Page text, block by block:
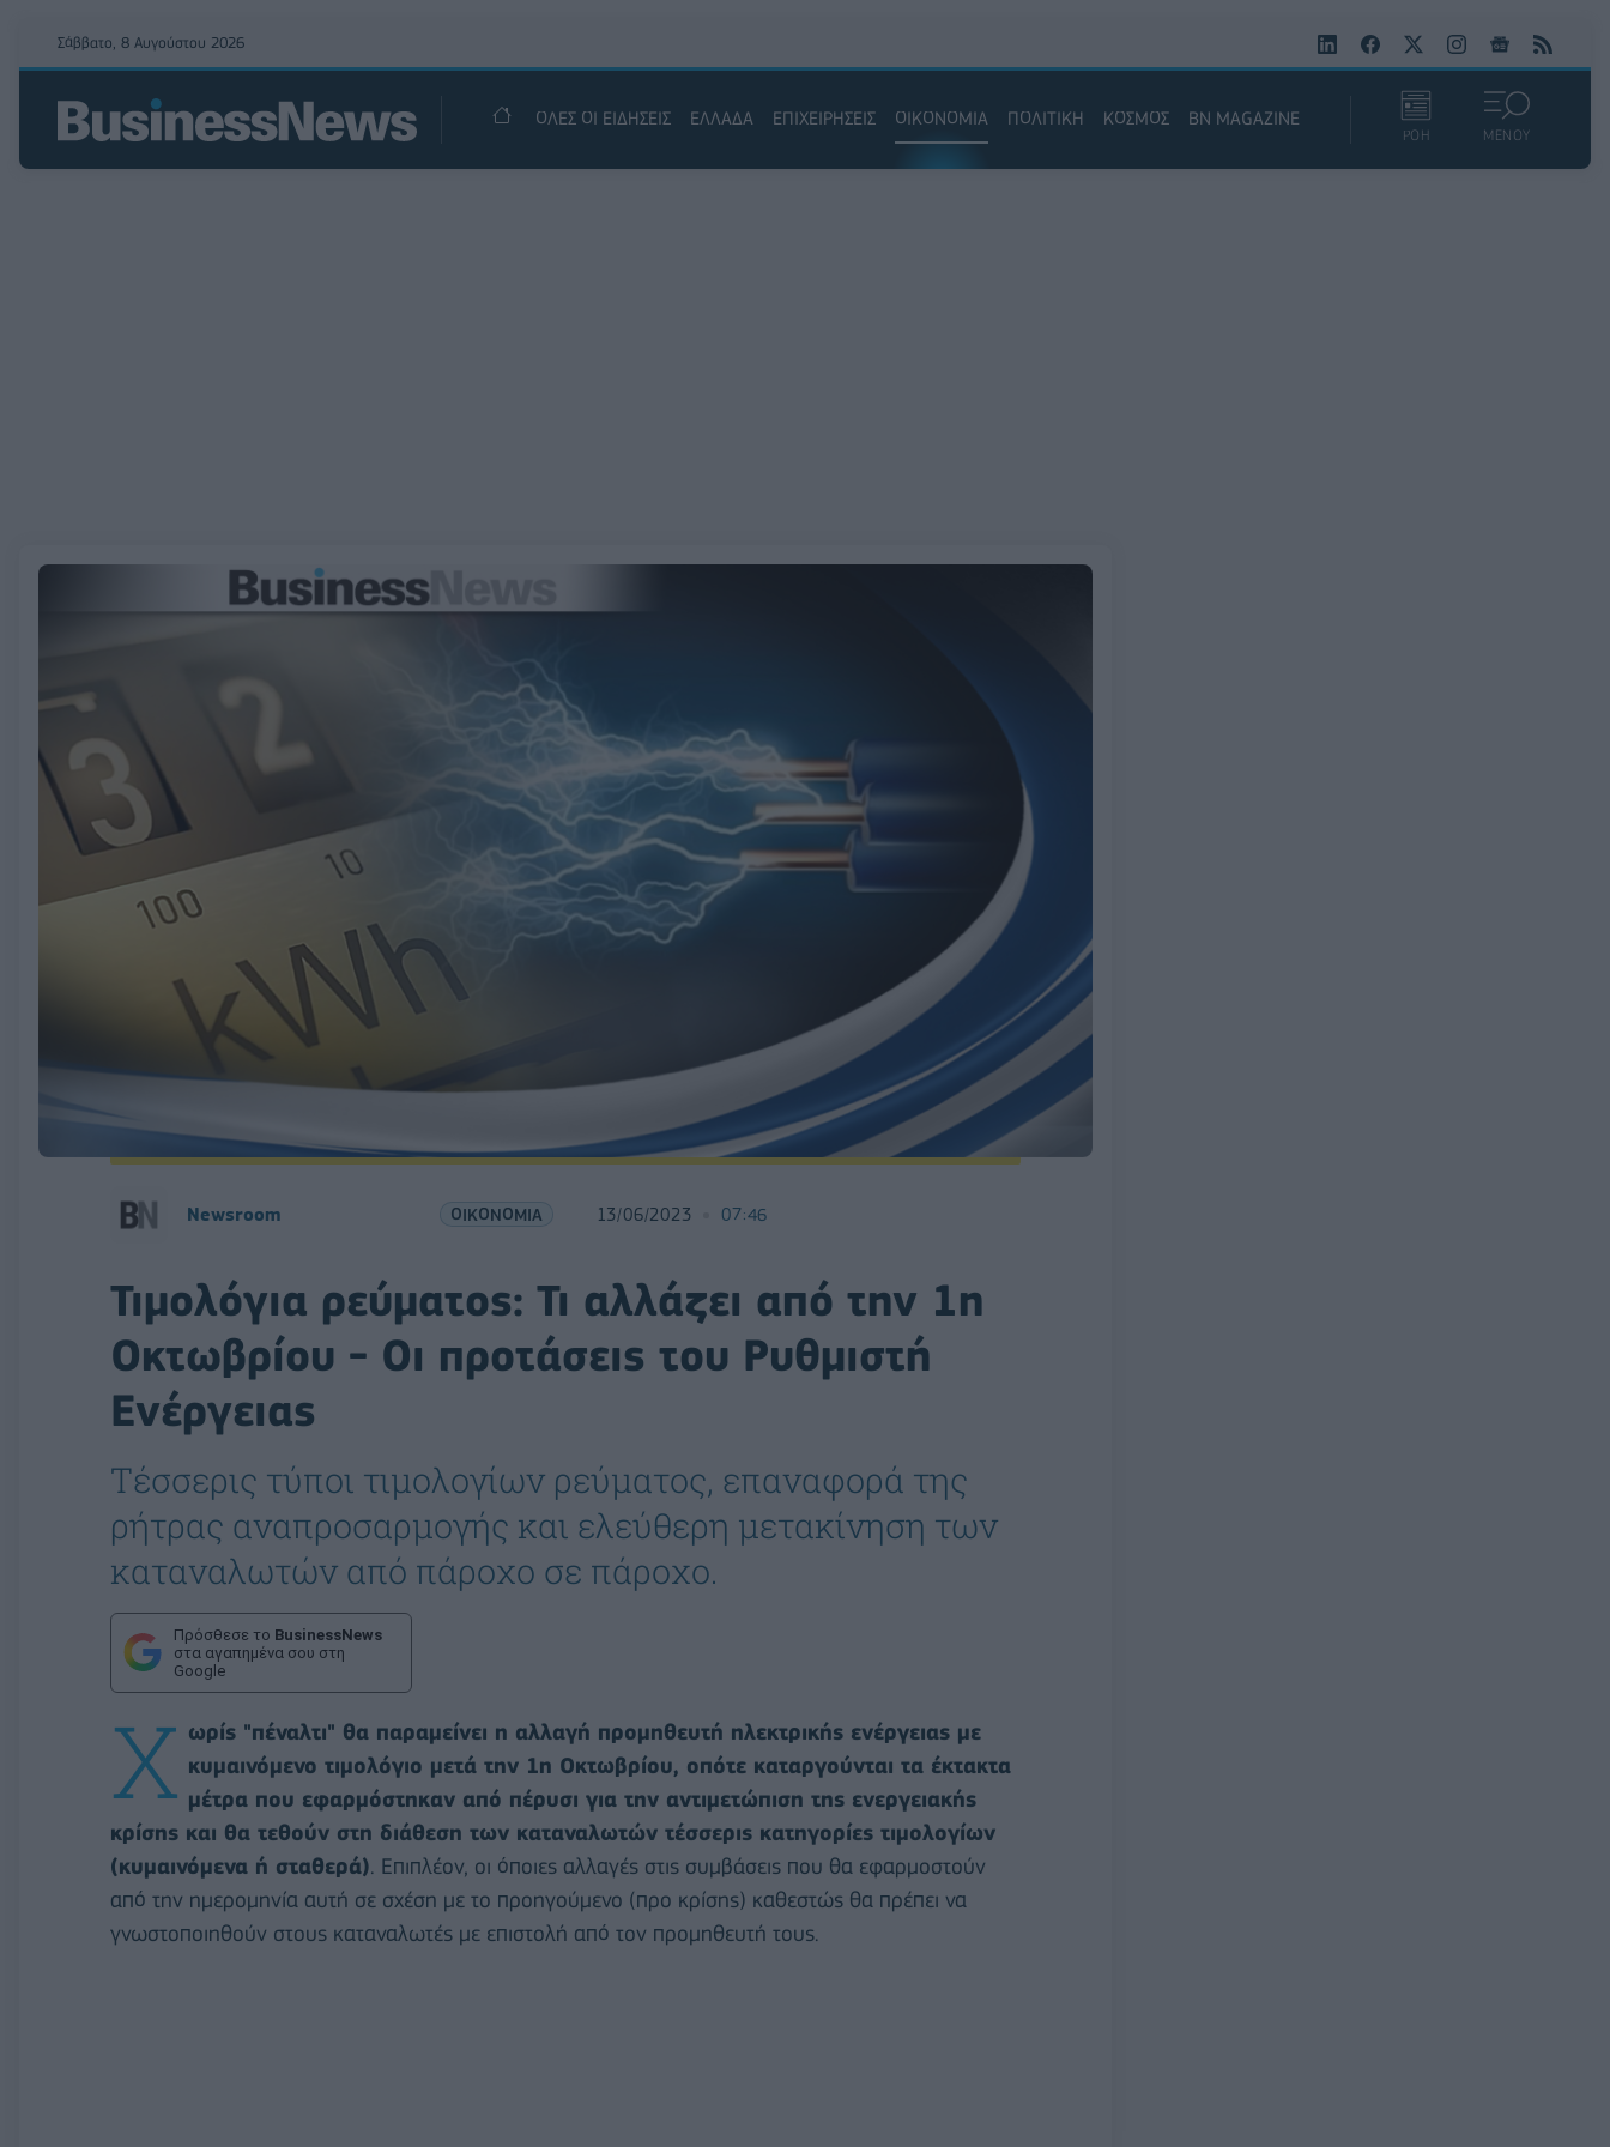
Σάββατο, 8 Αυγούστου 2026
ΟΛΕΣ ΟΙ ΕΙΔΗΣΕΙΣ ΕΛΛΑΔΑ ΕΠΙΧΕΙΡΗΣΕΙΣ ΟΙΚΟΝΟΜΙΑ ΠΟΛΙΤΙΚΗ ΚΟΣΜΟΣ BN MAGAZINE
ΡΟΗ ΜΕΝΟΥ
Newsroom ΟΙΚΟΝΟΜΙΑ 13/06/2023 07:46
Τιμολόγια ρεύματος: Τι αλλάζει από την 1η
Οκτωβρίου - Οι προτάσεις του Ρυθμιστή
Ενέργειας
Τέσσερις τύποι τιμολογίων ρεύματος, επαναφορά της
ρήτρας αναπροσαρμογής και ελεύθερη μετακίνηση των
καταναλωτών από πάροχο σε πάροχο.
Πρόσθεσε το BusinessNews
στα αγαπημένα σου στη
Google
Χ ωρίς "πέναλτι" θα παραμείνει η αλλαγή προμηθευτή ηλεκτρικής ενέργειας με
κυμαινόμενο τιμολόγιο μετά την 1η Οκτωβρίου, οπότε καταργούνται τα έκτακτα
μέτρα που εφαρμόστηκαν από πέρυσι για την αντιμετώπιση της ενεργειακής
κρίσης και θα τεθούν στη διάθεση των καταναλωτών τέσσερις κατηγορίες τιμολογίων
(κυμαινόμενα ή σταθερά). Επιπλέον, οι όποιες αλλαγές στις συμβάσεις που θα εφαρμοστούν
από την ημερομηνία αυτή σε σχέση με το προηγούμενο (προ κρίσης) καθεστώς θα πρέπει να
γνωστοποιηθούν στους καταναλωτές με επιστολή από τον προμηθευτή τους.